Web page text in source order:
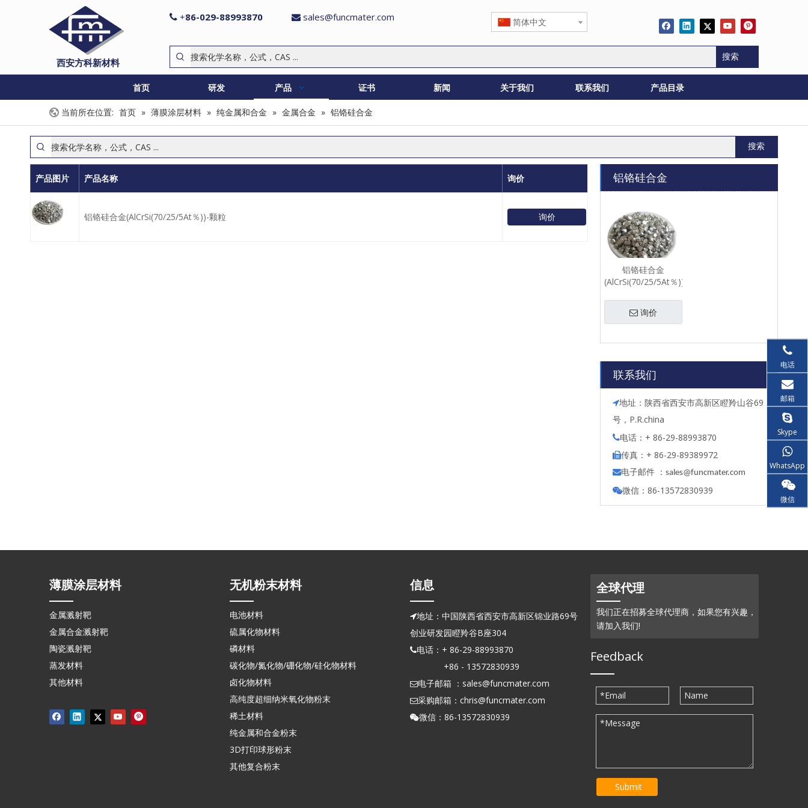
西安方科新材料
 +86-029-88993870  sales@funcmater.com 简体中文
搜索
首页 研发 产品 证书 新闻 关于我们 联系我们 产品目录
当前所在位置: 首页 » 薄膜涂层材料 » 纯金属和合金 » 金属合金 » 铝铬硅合金
搜索
产品图片 产品名称 询价
铝铬硅合金(AlCrSi(70/25/5At％))-颗粒 询价
铝铬硅合金
铝铬硅合金
(AlCrSi(70/25/5At％))-
询价
联系我们
地址：陕西省西安市高新区瞪羚山谷69
号，P.R.china
电话：+ 86-29-88993870
传真：+ 86-29-89389972
电子邮件 ： sales@funcmater.com
微信：86-13572830939
薄膜涂层材料
金属溅射靶
金属合金溅射靶
陶瓷溅射靶
蒸发材料
其他材料
电话
邮箱
Skype
WhatsApp
微信
无机粉末材料
电池材料
硫属化物材料
磷材料
碳化物/氮化物/硼化物/硅化物材料
卤化物材料
高纯度超细纳米氧化物粉末
稀土材料
纯金属和合金粉末
3D打印球形粉末
其他复合粉末
信息
地址：中国陕西省西安市高新区锦业路69号
创业研发园瞪羚谷B座304
电话：+ 86-29-88993870
+86 - 13572830939
电子邮箱 ： sales@funcmater.com
采购邮箱： chris@funcmater.com
微信：86-13572830939
全球代理
我们正在招募全球代理商，如果您有兴趣，
请加入我们!
Feedback
Submit